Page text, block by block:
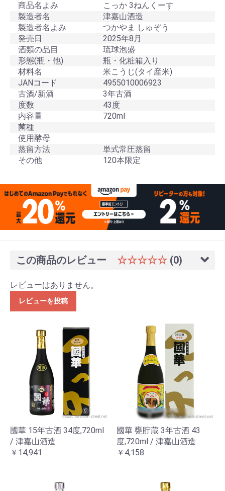
商品名よみ
こっか 3ねんくーす
製造者名
津嘉山酒造
製造者名よみ
つかやま しゅぞう
発売日
2025年8月
酒類の品目
琉球泡盛
形態(瓶・他)
瓶・化粧箱入り
材料名
米こうじ(タイ産米)
JANコード
4955010006923
古酒/新酒
3年古酒
度数
43度
内容量
720ml
菌種
使用酵母
蒸留方法
単式常圧蒸留
その他
120本限定
この商品のレビュー ☆☆☆☆☆ (0)
レビューはありません。
レビューを投稿
國華 15年古酒 34度,720ml
/ 津嘉山酒造
￥14,941
國華 甕貯蔵 3年古酒 43
度,720ml / 津嘉山酒造
￥4,158